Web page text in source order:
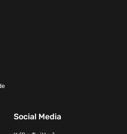
Social Media